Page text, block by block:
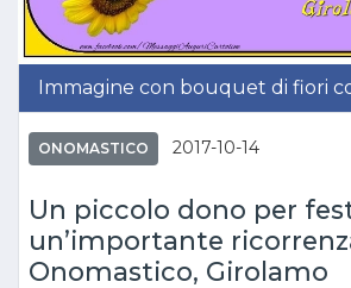
Immagine con bouquet di fiori
ONOMASTICO 2017-10-14
Un piccolo dono per
un’importante
Onomastico, Girolamo